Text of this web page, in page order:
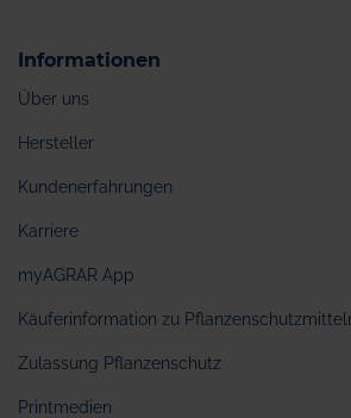
Informationen
Über uns
Hersteller
Kundenerfahrungen
Karriere
myAGRAR App
Käuferinformation zu
Zulassung Pflanzenschutz
Printmedien